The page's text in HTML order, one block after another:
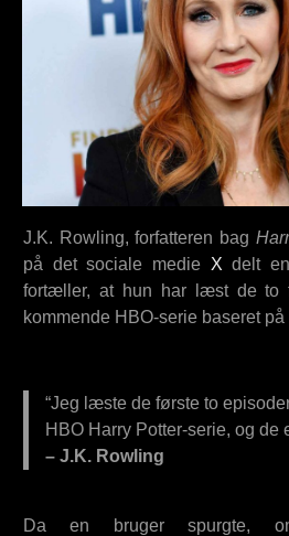
J.K. Rowling, forfatteren bag
på det sociale medie X delt
fortæller, at hun har læst de to
kommende HBO-serie baseret
“Jeg læste de første to
HBO Harry Potter-serie, og de
– J.K. Rowling
Da en bruger spurgte,